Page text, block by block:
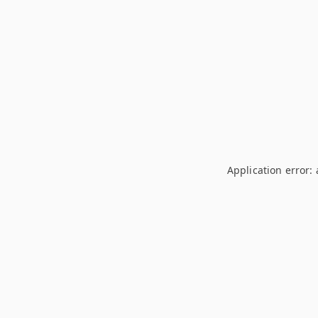
Application error: